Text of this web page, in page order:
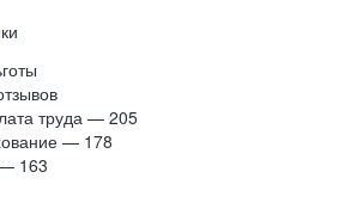
труда — 205
— 178
163